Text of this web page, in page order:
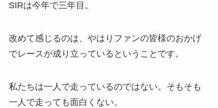
SIRは今年で三年目。
改めて感じるのは、やはりファンの皆様のおかげ
でレースが成り立っているということです。
私たちは一人で走っているのではない。そもそも
一人で走っても面白くない。